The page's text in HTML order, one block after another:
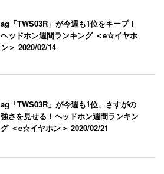
ag「TWS03R」が今週も1位をキープ！
ヘッドホン週間ランキング ＜e☆イヤホ
ン＞2020/02/14
ag「TWS03R」が今週も1位、さすがの
強さを見せる！ヘッドホン週間ランキン
グ ＜e☆イヤホン＞2020/02/21